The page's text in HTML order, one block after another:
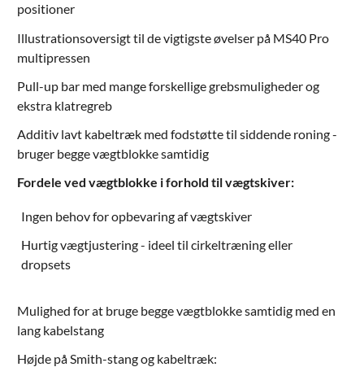
positioner
Illustrationsoversigt til de vigtigste øvelser på MS40 Pro
multipressen
Pull-up bar med mange forskellige grebsmuligheder og
ekstra klatregreb
Additiv lavt kabeltræk med fodstøtte til siddende roning -
bruger begge vægtblokke samtidig
Fordele ved vægtblokke i forhold til vægtskiver:
Ingen behov for opbevaring af vægtskiver
Hurtig vægtjustering - ideel til cirkeltræning eller
dropsets
Mulighed for at bruge begge vægtblokke samtidig med en
lang kabelstang
Højde på Smith-stang og kabeltræk: